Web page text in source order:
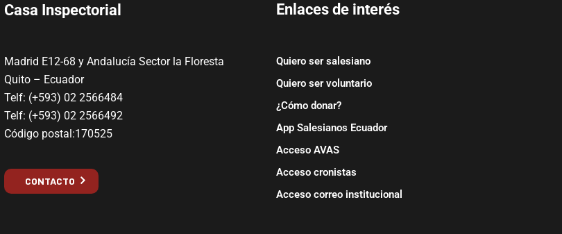
Casa Inspectorial
Madrid E12-68 y Andalucía Sector la Floresta
Quito – Ecuador
Telf: (+593) 02 2566484
Telf: (+593) 02 2566492
Código postal:170525
CONTACTO
Enlaces de interés
Quiero ser salesiano
Quiero ser voluntario
¿Cómo donar?
App Salesianos Ecuador
Acceso AVAS
Acceso cronistas
Acceso correo institucional